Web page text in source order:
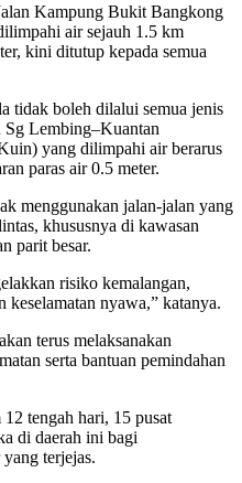
Kampung Bukit Bangkong
air sejauh 1.5 km
kini ditutup kepada semua
tidak boleh dilalui semua jenis
Sg Lembing–Kuantan
yang dilimpahi air berarus
paras air 0.5 meter.
menggunakan jalan-jalan yang
khususnya di kawasan
parit besar.
risiko kemalangan,
keselamatan nyawa,” katanya.
terus melaksanakan
serta bantuan pemindahan
12 tengah hari, 15 pusat
di daerah ini bagi
terjejas.